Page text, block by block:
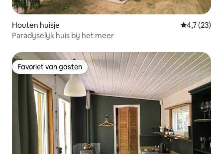
Houten huisje
4,7 (23)
Paradijselijk huis bij het meer
Favoriet van gasten
Favoriet van gasten